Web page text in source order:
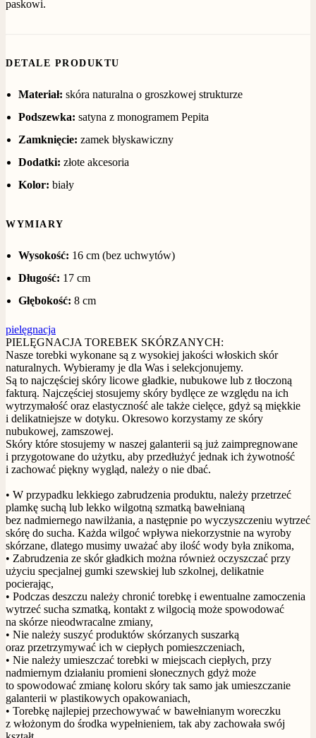
paskowi.
DETALE PRODUKTU
Materiał: skóra naturalna o groszkowej strukturze
Podszewka: satyna z monogramem Pepita
Zamknięcie: zamek błyskawiczny
Dodatki: złote akcesoria
Kolor: biały
WYMIARY
Wysokość: 16 cm (bez uchwytów)
Długość: 17 cm
Głębokość: 8 cm
pielęgnacja
PIELĘGNACJA TOREBEK SKÓRZANYCH:
Nasze torebki wykonane są z wysokiej jakości włoskich skór
naturalnych. Wybieramy je dla Was i selekcjonujemy.
Są to najczęściej skóry licowe gładkie, nubukowe lub z tłoczoną
fakturą. Najczęściej stosujemy skóry bydlęce ze względu na ich
wytrzymałość oraz elastyczność ale także cielęce, gdyż są miękkie
i delikatniejsze w dotyku. Okresowo korzystamy ze skóry
nubukowej, zamszowej.
Skóry które stosujemy w naszej galanterii są już zaimpregnowane
i przygotowane do użytku, aby przedłużyć jednak ich żywotność
i zachować piękny wygląd, należy o nie dbać.
• W przypadku lekkiego zabrudzenia produktu, należy przetrzeć
plamkę suchą lub lekko wilgotną szmatką bawełnianą
bez nadmiernego nawilżania, a następnie po wyczyszczeniu wytrzeć
skórę do sucha. Każda wilgoć wpływa niekorzystnie na wyroby
skórzane, dlatego musimy uważać aby ilość wody była znikoma,
• Zabrudzenia ze skór gładkich można również oczyszczać przy
użyciu specjalnej gumki szewskiej lub szkolnej, delikatnie
pocierając,
• Podczas deszczu należy chronić torebkę i ewentualne zamoczenia
wytrzeć sucha szmatką, kontakt z wilgocią może spowodować
na skórze nieodwracalne zmiany,
• Nie należy suszyć produktów skórzanych suszarką
oraz przetrzymywać ich w ciepłych pomieszczeniach,
• Nie należy umieszczać torebki w miejscach ciepłych, przy
nadmiernym działaniu promieni słonecznych gdyż może
to spowodować zmianę koloru skóry tak samo jak umieszczanie
galanterii w plastikowych opakowaniach,
• Torebkę najlepiej przechowywać w bawełnianym woreczku
z włożonym do środka wypełnieniem, tak aby zachowała swój